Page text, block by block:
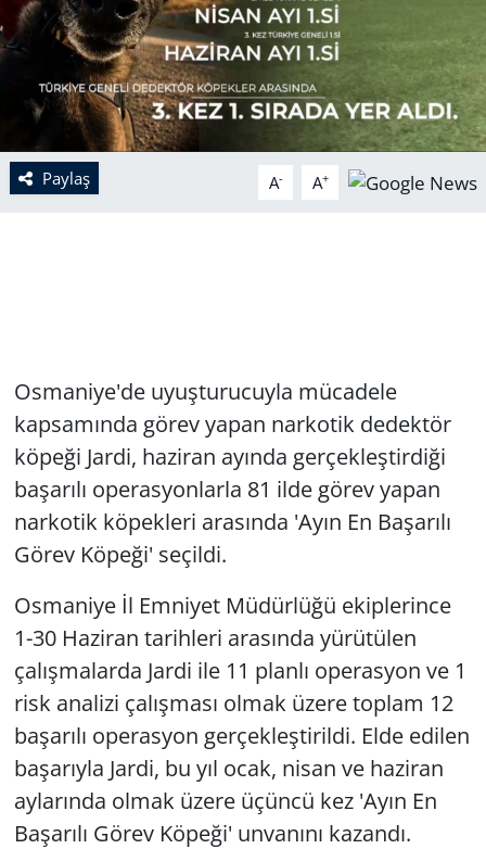
Paylaş A- A+
Osmaniye'de uyuşturucuyla mücadele
kapsamında görev yapan narkotik dedektör
köpeği Jardi, haziran ayında gerçekleştirdiği
başarılı operasyonlarla 81 ilde görev yapan
narkotik köpekleri arasında 'Ayın En Başarılı
Görev Köpeği' seçildi.
Osmaniye İl Emniyet Müdürlüğü ekiplerince
1-30 Haziran tarihleri arasında yürütülen
çalışmalarda Jardi ile 11 planlı operasyon ve 1
risk analizi çalışması olmak üzere toplam 12
başarılı operasyon gerçekleştirildi. Elde edilen
başarıyla Jardi, bu yıl ocak, nisan ve haziran
aylarında olmak üzere üçüncü kez 'Ayın En
Başarılı Görev Köpeği' unvanını kazandı.